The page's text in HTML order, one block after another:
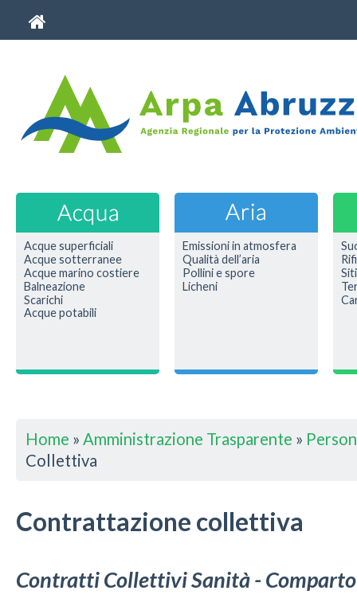
Acque superficiali
Acque sotterranee
Acque marino costiere
Balneazione
Scarichi
Acque potabili
Emissioni in atmosfera
Qualità dell’aria
Pollini e spore
Licheni
Home » Amministrazione Trasparente »
Collettiva
Contrattazione collettiva
Contratti Collettivi Sanità - Comparto